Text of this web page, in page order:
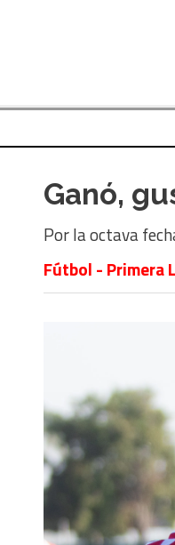
Ganó,
Por la octava
Fútbol - Primera